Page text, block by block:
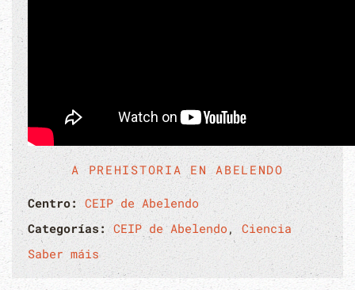
A PREHISTORIA EN ABELENDO
Centro: CEIP de Abelendo
Categorías:CEIP de Abelendo, Ciencia
Saber máis